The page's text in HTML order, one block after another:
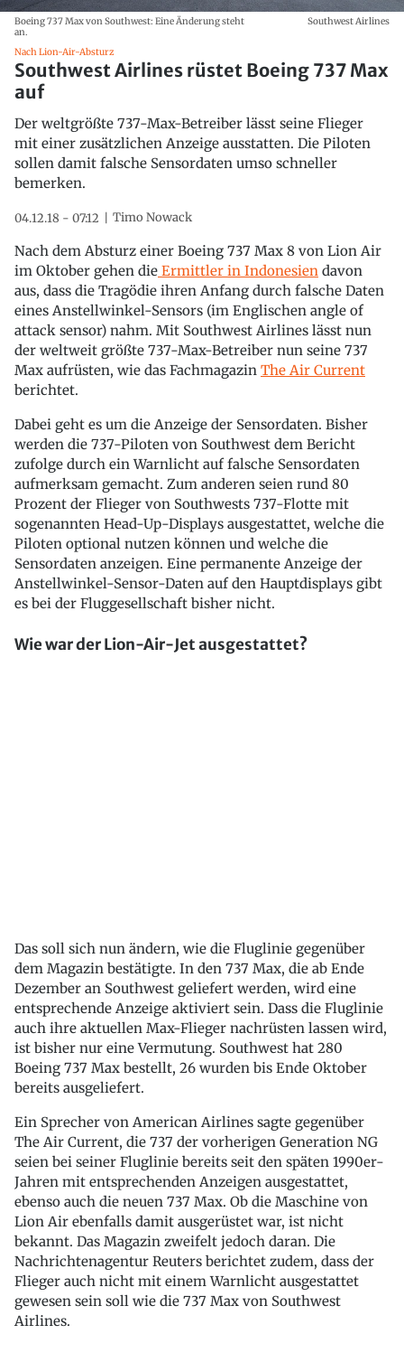
Boeing 737 Max von Southwest: Eine Änderung steht
an.
Southwest Airlines
Nach Lion-Air-Absturz
Southwest Airlines rüstet Boeing 737 Max
auf
Der weltgrößte 737-Max-Betreiber lässt seine Flieger
mit einer zusätzlichen Anzeige ausstatten. Die Piloten
sollen damit falsche Sensordaten umso schneller
bemerken.
04.12.18 - 07:12 Timo Nowack
Nach dem Absturz einer Boeing 737 Max 8 von Lion Air
im Oktober gehen die Ermittler in Indonesien davon
aus, dass die Tragödie ihren Anfang durch falsche Daten
eines Anstellwinkel-Sensors (im Englischen angle of
attack sensor) nahm. Mit Southwest Airlines lässt nun
der weltweit größte 737-Max-Betreiber nun seine 737
Max aufrüsten, wie das Fachmagazin The Air Current
berichtet.
Dabei geht es um die Anzeige der Sensordaten. Bisher
werden die 737-Piloten von Southwest dem Bericht
zufolge durch ein Warnlicht auf falsche Sensordaten
aufmerksam gemacht. Zum anderen seien rund 80
Prozent der Flieger von Southwests 737-Flotte mit
sogenannten Head-Up-Displays ausgestattet, welche die
Piloten optional nutzen können und welche die
Sensordaten anzeigen. Eine permanente Anzeige der
Anstellwinkel-Sensor-Daten auf den Hauptdisplays gibt
es bei der Fluggesellschaft bisher nicht.
Wie war der Lion-Air-Jet ausgestattet?
Das soll sich nun ändern, wie die Fluglinie gegenüber
dem Magazin bestätigte. In den 737 Max, die ab Ende
Dezember an Southwest geliefert werden, wird eine
entsprechende Anzeige aktiviert sein. Dass die Fluglinie
auch ihre aktuellen Max-Flieger nachrüsten lassen wird,
ist bisher nur eine Vermutung. Southwest hat 280
Boeing 737 Max bestellt, 26 wurden bis Ende Oktober
bereits ausgeliefert.
Ein Sprecher von American Airlines sagte gegenüber
The Air Current, die 737 der vorherigen Generation NG
seien bei seiner Fluglinie bereits seit den späten 1990er-
Jahren mit entsprechenden Anzeigen ausgestattet,
ebenso auch die neuen 737 Max. Ob die Maschine von
Lion Air ebenfalls damit ausgerüstet war, ist nicht
bekannt. Das Magazin zweifelt jedoch daran. Die
Nachrichtenagentur Reuters berichtet zudem, dass der
Flieger auch nicht mit einem Warnlicht ausgestattet
gewesen sein soll wie die 737 Max von Southwest
Airlines.